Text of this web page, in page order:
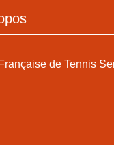
de Tennis